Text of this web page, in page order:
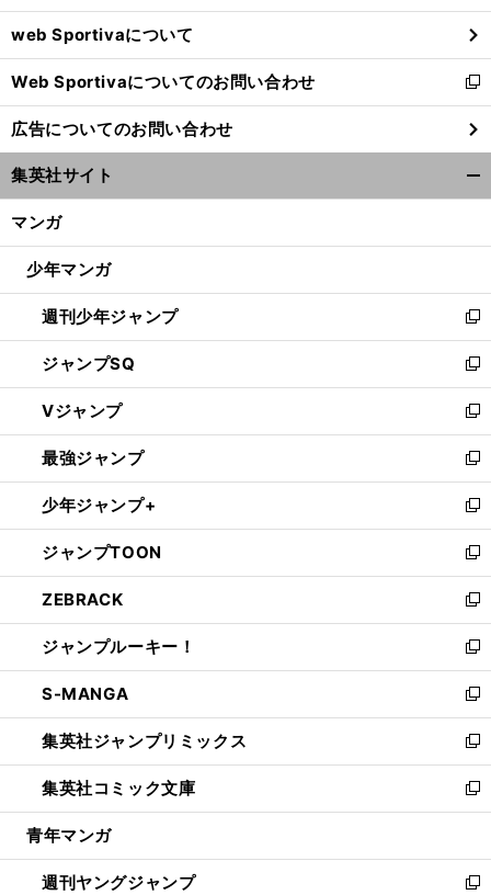
ウ
で
開
く
web Sportivaについて
Web Sportivaについてのお問い合わせ
新
し
い
ウ
ィ
ン
ウ
開
く
広告についてのお問い合わせ
集英社サイト
マンガ
少年マンガ
週刊少年ジャンプ
新
し
い
ウ
ィ
ン
ド
ウ
で
開
く
ジャンプSQ
新
し
い
ウ
ィ
ン
ド
ウ
で
開
く
Vジャンプ
新
し
い
ウ
ィ
ン
ド
ウ
で
開
く
最強ジャンプ
新
し
い
ウ
ィ
ン
ド
ウ
で
開
く
少年ジャンプ+
新
し
い
ウ
ィ
ン
ド
ウ
で
開
く
ジャンプTOON
新
し
い
ウ
ィ
ン
ド
ウ
で
開
く
ZEBRACK
新
し
い
ウ
ィ
ン
ド
ウ
で
開
ジャンプルーキー！
新
し
い
ウ
ィ
ン
ド
ウ
開
く
S-MANGA
新
し
い
ウ
ィ
ン
ウ
で
集英社ジャンプリミックス
新
し
い
ウ
ン
ド
集英社コミック文庫
新
し
ウ
ィ
青年マンガ
週刊ヤングジャンプ
新